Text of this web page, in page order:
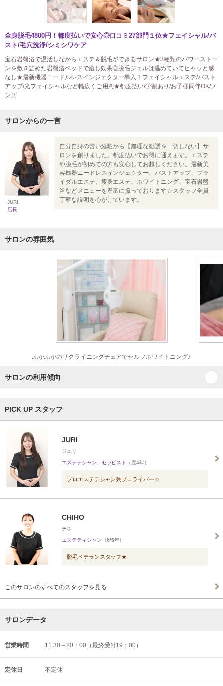
全身脱毛4800円！都度払いで安心◎口コミ27部門１位★フェイシャル/バ
スト/毛穴洗浄/シミシワケア
宝石岩盤浴で温活しながらエステ＆脱毛ができるサロン★3種類のパワーストー
ンを敷き詰めた岩盤浴ベッドで癒し効果◎脱毛ジェルは温めていてヒャッと感
なし★最新機器ニードルレスインジェクター導入！フェイシャルエステ/バスト
アップ/光フェイシャルなど幅広くご用意★都度払い/学割あり/お子様同伴OK/メ
ンズ
サロンからの一言
JURI
店長
自分自身の苦い経験から【無理な勧誘を一切しない】サ
ロンを創りました。都度払いでお得に通えます。エステ
や脱毛が初めての方も安心してお越しください。最新美
容機器ニードレスインジェクター、バストアップ、ブラ
イダルエステ、痩身エステ、ホワイトニング、宝石岩盤
浴などメニューを豊富に扱っております☆スタッフ全員
丁寧な説明を心がけています。
サロンの雰囲気
ふかふかのリクライニングチェアでセルフホワイトニング♪
サロンの利用傾向
PICK UP スタッフ
JURI
ジュリ
エステテシャン、セラピスト （歴4年）
プロエステテシャン兼プロライバー☆
CHIHO
チホ
エステティシャン （歴5年）
脱毛ベテランスタッフ★
このサロンのすべてのスタッフを見る
サロンデータ
営業時間 11:30～20：00（最終受付19：00）
定休日 不定休